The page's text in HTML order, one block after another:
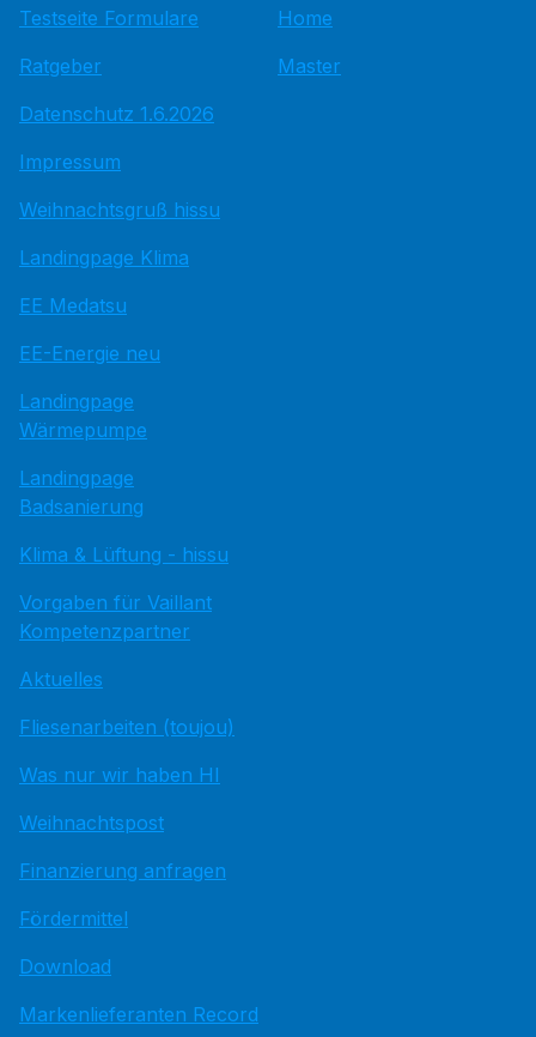
Testseite Formulare
Ratgeber
Datenschutz 1.6.2026
Impressum
Weihnachtsgruß hissu
Landingpage Klima
EE Medatsu
EE-Energie neu
Landingpage
Wärmepumpe
Landingpage
Badsanierung
Klima & Lüftung - hissu
Vorgaben für Vaillant
Kompetenzpartner
Aktuelles
Fliesenarbeiten (toujou)
Was nur wir haben HI
Weihnachtspost
Finanzierung anfragen
Fördermittel
Download
Markenlieferanten Record
Home
Master